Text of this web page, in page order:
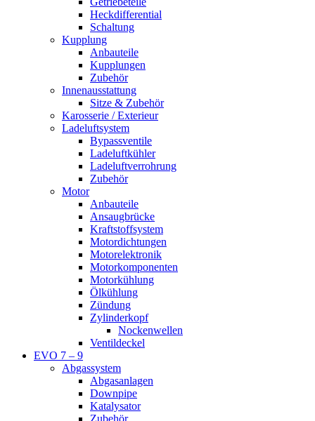
Heckdifferential
Schaltung
Kupplung
Anbauteile
Kupplungen
Zubehör
Innenausstattung
Sitze & Zubehör
Karosserie / Exterieur
Ladeluftsystem
Bypassventile
Ladeluftkühler
Ladeluftverrohrung
Zubehör
Motor
Anbauteile
Ansaugbrücke
Kraftstoffsystem
Motordichtungen
Motorelektronik
Motorkomponenten
Motorkühlung
Ölkühlung
Zündung
Zylinderkopf
Nockenwellen
Ventildeckel
EVO 7 – 9
Abgassystem
Abgasanlagen
Downpipe
Katalysator
Zubehör